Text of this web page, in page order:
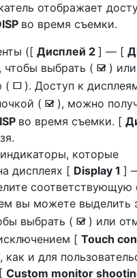
отображает
во время съемки.
([ Дисплей 2 ] — [
, чтобы выбрать ( M ) или
( U ). Доступ к
( M ), можно
во время съемки. [
которые
дисплеях [ Display 1 ]
соответствующую
вы можете выделить
выбрать ( M ) или
[ Touch
и для
Custom monitor